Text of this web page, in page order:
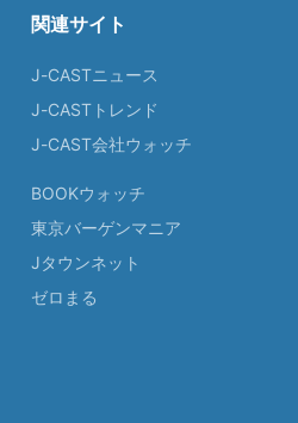
関連サイト
J-CASTニュース
J-CASTトレンド
J-CAST会社ウォッチ
BOOKウォッチ
東京バーゲンマニア
Jタウンネット
ゼロまる